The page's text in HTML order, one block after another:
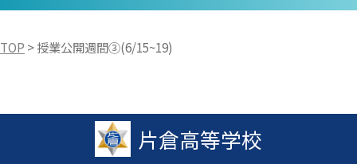
TOP >授業公開週間③(6/15~19)
片倉高等学校